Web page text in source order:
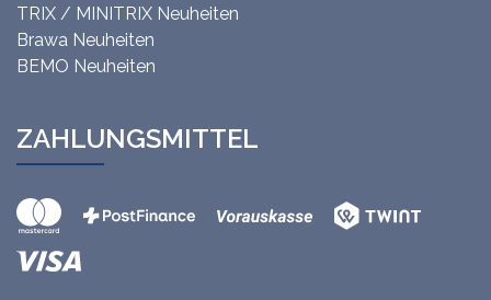
TRIX / MINITRIX Neuheiten
Brawa Neuheiten
BEMO Neuheiten
ZAHLUNGSMITTEL